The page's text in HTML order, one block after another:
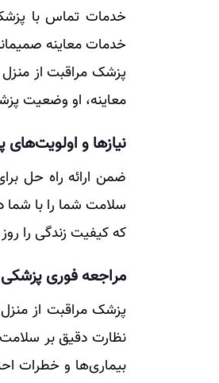
خدمات تماس با
خدمات معاینه
پزشک مراقبت از
معاینه، او وضعیت
نیاز‌ها و
ضمن ارائه راه حل
سلامت شما را با شما
که کیفیت زندگی را
مراجعه فوری پزشکی
پزشک مراقبت از
نظارت دقیق بر
بیماری‌ها و خطرات